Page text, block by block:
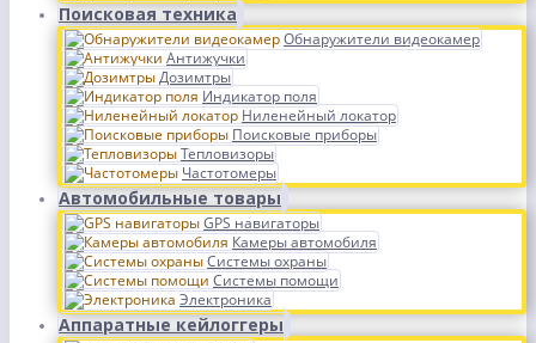
Поисковая техника
Обнаружители видеокамер
Антижучки
Дозимтры
Индикатор поля
Ниленейный локатор
Поисковые приборы
Тепловизоры
Частотомеры
Автомобильные товары
GPS навигаторы
Камеры автомобиля
Системы охраны
Системы помощи
Электроника
Аппаратные кейлоггеры